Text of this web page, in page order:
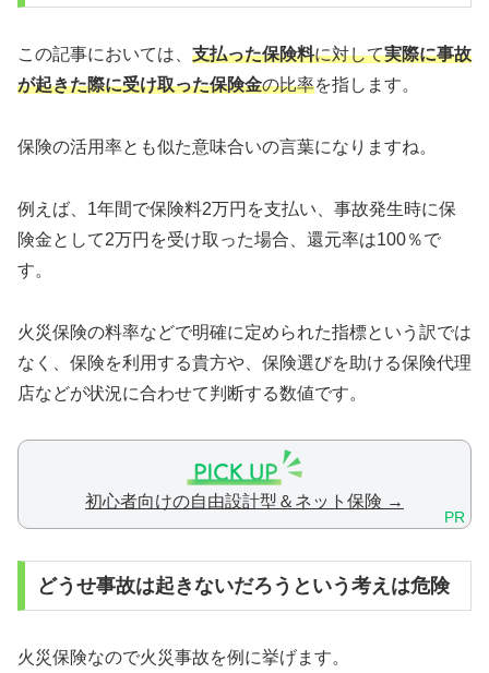
この記事においては、 支払った保険料に対して実際に事故
が起きた際に受け取った保険金の比率を指します。
保険の活用率とも似た意味合いの言葉になりますね。
例えば、1年間で保険料2万円を支払い、事故発生時に保
険金として2万円を受け取った場合、還元率は100％で
す。
火災保険の料率などで明確に定められた指標という訳では
なく、保険を利用する貴方や、保険選びを助ける保険代理
店などが状況に合わせて判断する数値です。
初心者向けの自由設計型＆ネット保険 →
PR
どうせ事故は起きないだろうという考えは危険
火災保険なので火災事故を例に挙げます。